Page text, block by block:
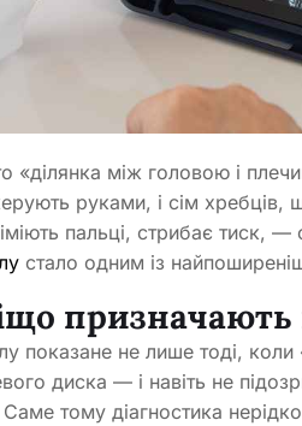
між головою і
руками, і сім
пальці, стрибає тиск,
стало одним із
показане не лише тоді,
диска — і навіть не
Саме тому діагностика